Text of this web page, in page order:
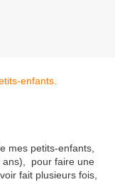
mes petits-enfants,
ans), pour faire une
fait plusieurs fois,